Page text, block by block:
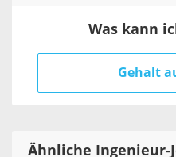
Was kann
Gehalt
Ähnliche Ingenieur-